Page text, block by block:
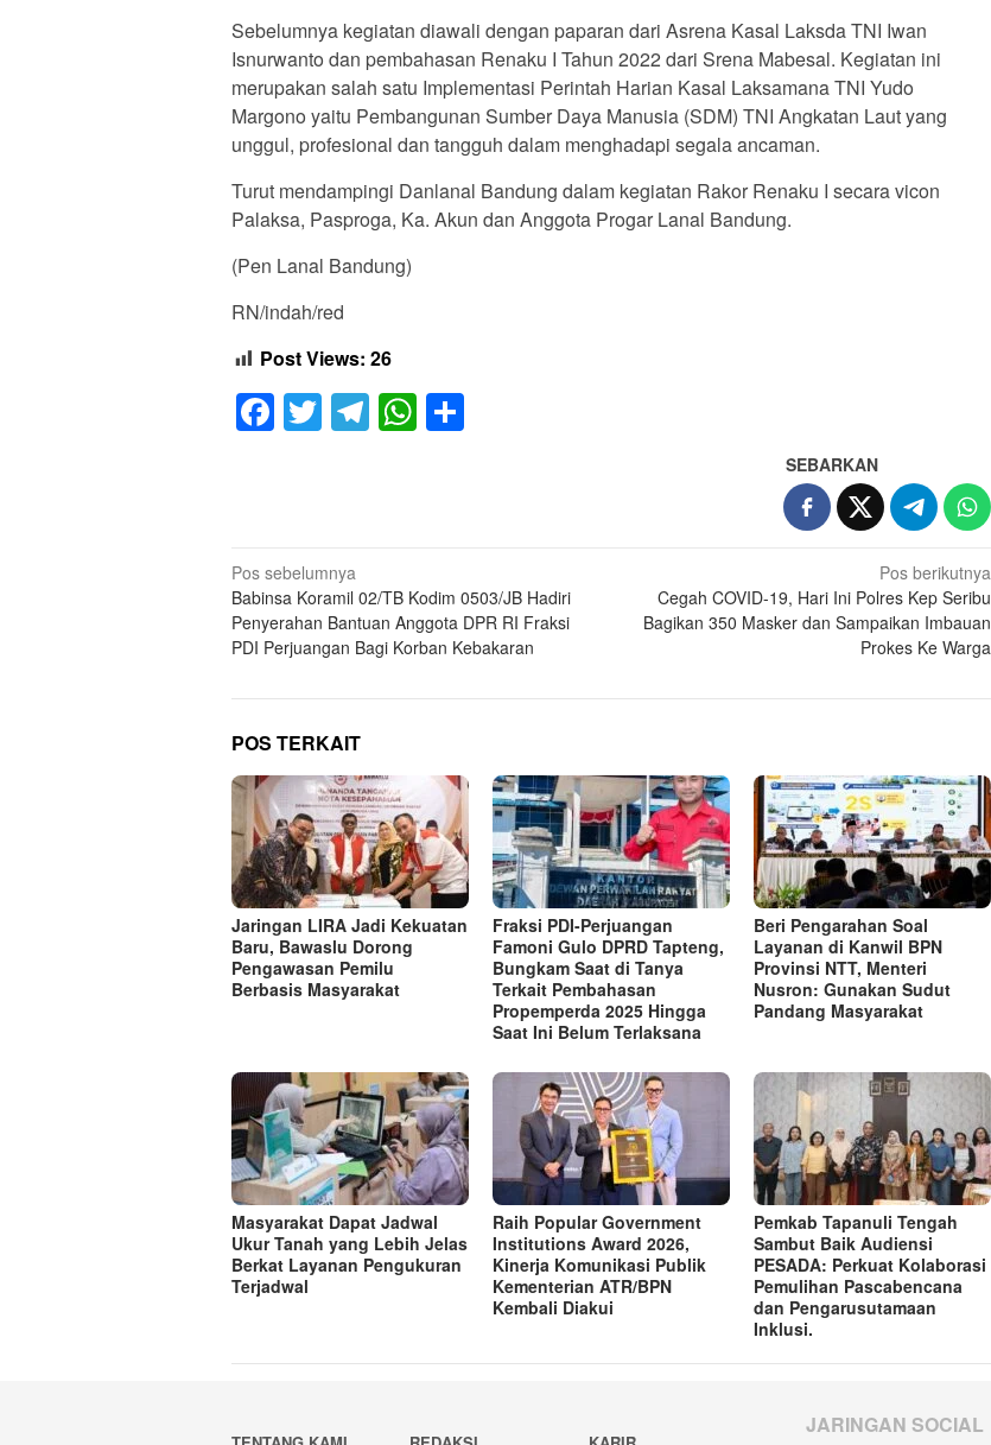
Sebelumnya kegiatan diawali dengan paparan dari Asrena Kasal Laksda TNI Iwan
Isnurwanto dan pembahasan Renaku I Tahun 2022 dari Srena Mabesal. Kegiatan ini
merupakan salah satu Implementasi Perintah Harian Kasal Laksamana TNI Yudo
Margono yaitu Pembangunan Sumber Daya Manusia (SDM) TNI Angkatan Laut yang
unggul, profesional dan tangguh dalam menghadapi segala ancaman.
Turut mendampingi Danlanal Bandung dalam kegiatan Rakor Renaku I secara vicon
Palaksa, Pasproga, Ka. Akun dan Anggota Progar Lanal Bandung.
(Pen Lanal Bandung)
RN/indah/red
Post Views: 26
Facebook
Twitter
Telegram
WhatsApp
SEBARKAN
Navigasi
pos
Pos sebelumnya
Babinsa Koramil 02/TB Kodim 0503/JB Hadiri
Penyerahan Bantuan Anggota DPR RI Fraksi
PDI Perjuangan Bagi Korban Kebakaran
Pos berikutnya
Cegah COVID-19, Hari Ini Polres Kep Seribu
Bagikan 350 Masker dan Sampaikan Imbauan
Prokes Ke Warga
POS TERKAIT
Jaringan LIRA Jadi Kekuatan
Baru, Bawaslu Dorong
Pengawasan Pemilu
Berbasis Masyarakat
Fraksi PDI-Perjuangan
Famoni Gulo DPRD Tapteng,
Bungkam Saat di Tanya
Terkait Pembahasan
Propemperda 2025 Hingga
Saat Ini Belum Terlaksana
Beri Pengarahan Soal
Layanan di Kanwil BPN
Provinsi NTT, Menteri
Nusron: Gunakan Sudut
Pandang Masyarakat
Masyarakat Dapat Jadwal
Ukur Tanah yang Lebih Jelas
Berkat Layanan Pengukuran
Terjadwal
Raih Popular Government
Institutions Award 2026,
Kinerja Komunikasi Publik
Kementerian ATR/BPN
Kembali Diakui
Pemkab Tapanuli Tengah
Sambut Baik Audiensi
PESADA: Perkuat Kolaborasi
Pemulihan Pascabencana
dan Pengarusutamaan
Inklusi.
JARINGAN SOCIAL